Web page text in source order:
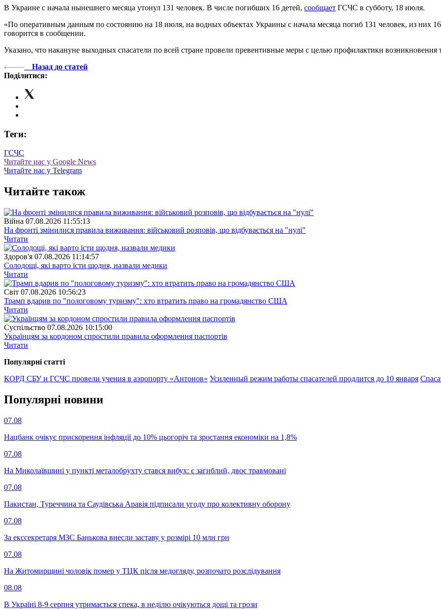
В Украине с начала нынешнего месяца утонул 131 человек. В числе погибших 16 детей, сообщает ГСЧС в субботу, 18 июля.
«По оперативным данным по состоянию на 18 июля, на водных объектах Украины с начала месяца погиб 131 человек, из них 16
говорится в сообщении.
Указано, что накануне выходных спасатели по всей стране провели превентивные меры с целью профилактики возникновения
Назад до статей
Поділитися:
Теги:
ГСЧС
Читайте нас у Google News
Читайте нас у Telegram
Читайте також
Війна 07.08.2026 11:55:13
На фронті змінилися правила виживання: військовий розповів, що відбувається на "нулі"
Читати
Здоров'я 07.08.2026 11:14:57
Солодощі, які варто їсти щодня, назвали медики
Читати
Свiт 07.08.2026 10:56:23
Трамп вдарив по "пологовому туризму": хто втратить право на громадянство США
Читати
Суспiльство 07.08.2026 10:15:00
Українцям за кордоном спростили правила оформлення паспортів
Читати
Популярнi статтi
КОРД СБУ и ГСЧС провели учения в аэропорту «Антонов» Усиленный режим работы спасателей продлится до 10 января
Популярнi новини
07.08
Нацбанк очікує прискорення інфляції до 10% цьогоріч та зростання економіки на 1,8%
07.08
На Миколаївщині у пункті металобрухту стався вибух: є загиблий, двоє травмовані
07.08
Пакистан, Туреччина та Саудівська Аравія підписали угоду про колективну оборону
07.08
За екссекретаря МЗС Банькова внесли заставу у розмірі 10 млн грн
07.08
На Житомирщині чоловік помер у ТЦК після медогляду, розпочато розслідування
08.08
В Україні 8-9 серпня утримається спека, в неділю очікуються дощі та грози